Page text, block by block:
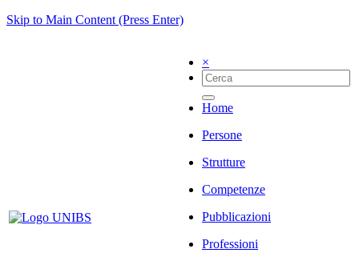
Skip to Main Content (Press Enter)
×
Home
Persone
Strutture
Competenze
Pubblicazioni
Professioni